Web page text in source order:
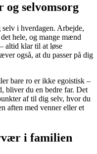
og selvomsorg
i hverdagen. Arbejde,
hele, og mange mænd
altid klar til at løse
også, at du passer på dig
bare ro er ikke egoistisk –
bliver du en bedre far. Det
af til dig selv, hvor du
aften med venner eller et
i familien